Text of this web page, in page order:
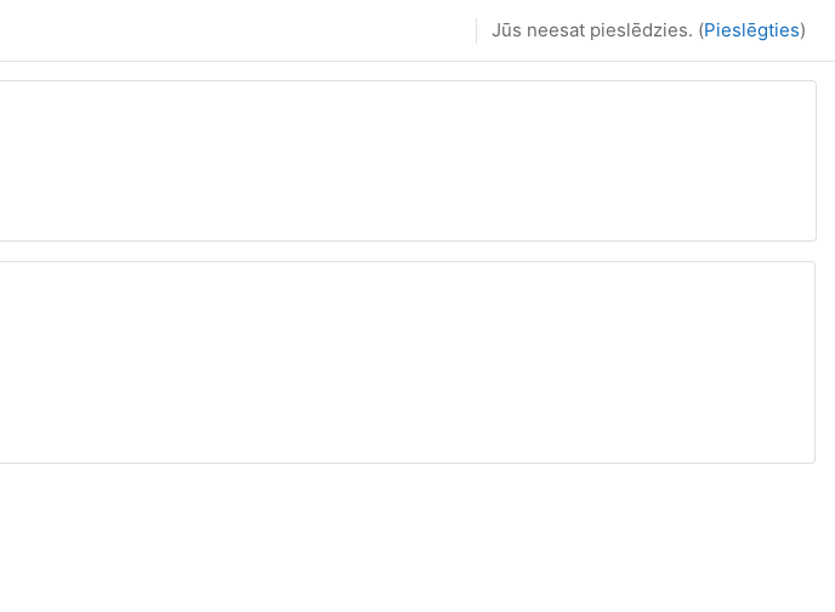
Jūs neesat pieslēdzies. (Pieslēgties)